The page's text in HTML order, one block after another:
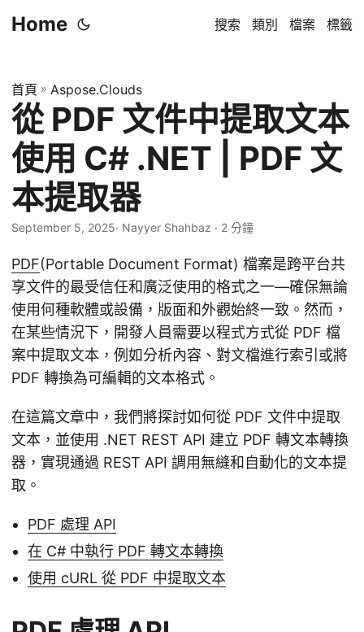
Home 搜索 類別 檔案 標籤
首頁 » Aspose.Clouds
從 PDF 文件中提取文本
使用 C# .NET | PDF 文
本提取器
September 5, 2025· Nayyer Shahbaz · 2 分鐘
PDF(Portable Document Format) 檔案是跨平台共
享文件的最受信任和廣泛使用的格式之一—確保無論
使用何種軟體或設備，版面和外觀始終一致。然而，
在某些情況下，開發人員需要以程式方式從 PDF 檔
案中提取文本，例如分析內容、對文檔進行索引或將
PDF 轉換為可編輯的文本格式。
在這篇文章中，我們將探討如何從 PDF 文件中提取
文本，並使用 .NET REST API 建立 PDF 轉文本轉換
器，實現通過 REST API 調用無縫和自動化的文本提
取。
PDF 處理 API
在 C# 中執行 PDF 轉文本轉換
使用 cURL 從 PDF 中提取文本